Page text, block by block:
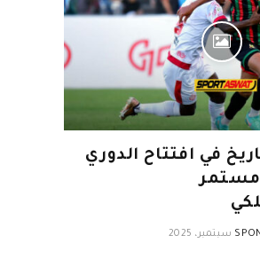
في افتتاح الدوري
مستمر